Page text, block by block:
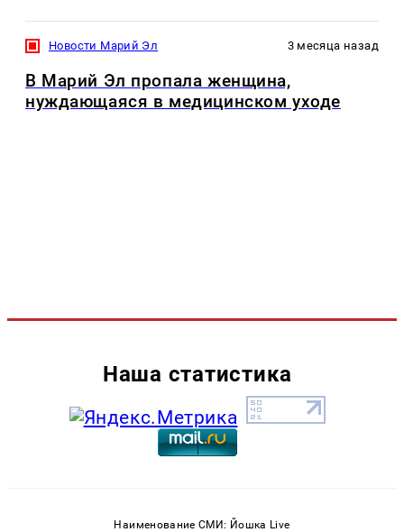
Новости Марий Эл 3 месяца назад
В Марий Эл пропала женщина,
нуждающаяся в медицинском уходе
Наша статистика
Наименование СМИ: Йошка Live